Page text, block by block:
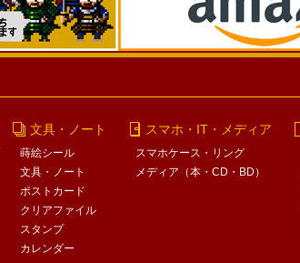
文具・ノート
蒔絵シール
文具・ノート
ポストカード
クリアファイル
スタンプ
カレンダー
スマホ・IT・メディア
スマホケース・リング
メディア（本・CD・BD）